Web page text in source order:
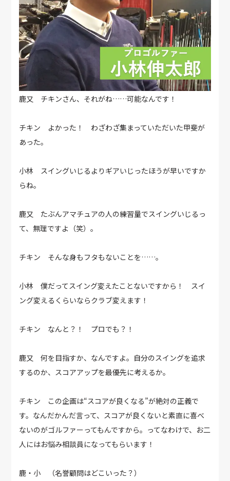
鹿又 チキンさん、それがね……可能なんです！
チキン よかった！ わざわざ集まっていただいた甲斐が
あった。
小林 スイングいじるよりギアいじったほうが早いですか
らね。
鹿又 たぶんアマチュアの人の練習量でスイングいじるっ
て、無理ですよ（笑）。
チキン そんな身もフタもないことを……。
小林 僕だってスイング変えたことないですから！ スイ
ング変えるくらいならクラブ変えます！
チキン なんと？！ プロでも？！
鹿又 何を目指すか、なんですよ。自分のスイングを追求
するのか、スコアアップを最優先に考えるか。
チキン この企画は“スコアが良くなる”が絶対の正義で
す。なんだかんだ言って、スコアが良くないと素直に喜べ
ないのがゴルファーってもんですから。ってなわけで、お二
人にはお悩み相談員になってもらいます！
鹿・小 （名誉顧問はどこいった？）